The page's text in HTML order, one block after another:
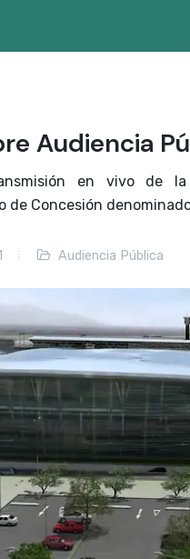
Audiencia
en vivo de la
de Concesión
Audiencia Pública